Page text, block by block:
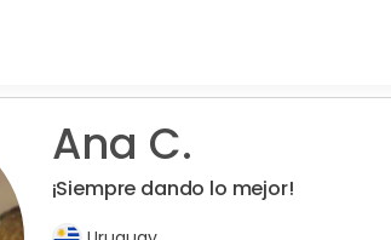
Ana C.
¡Siempre dando lo mejor!